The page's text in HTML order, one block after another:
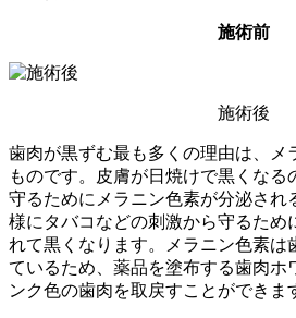
施術前
施術後
歯肉が黒ずむ最も多くの理由は、メ
ものです。皮膚が日焼けで黒くなる
守るためにメラニン色素が分泌され
様にタバコなどの刺激から守るため
れて黒くなります。メラニン色素は
ているため、薬品を塗布する歯肉ホ
ンク色の歯肉を取戻すことができま